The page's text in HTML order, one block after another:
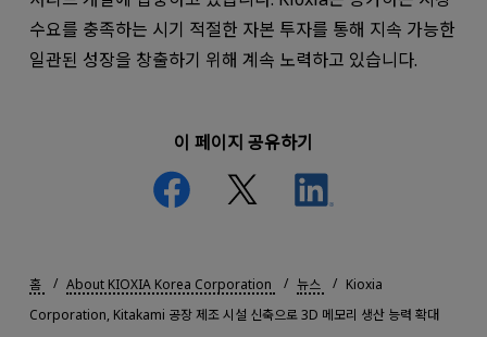
수요를 충족하는 시기 적절한 자본 투자를 통해 지속 가능한
일관된 성장을 창출하기 위해 계속 노력하고 있습니다.
이 페이지 공유하기
홈 About KIOXIA Korea Corporation 뉴스
Kioxia
Corporation, Kitakami 공장 제조 시설 신축으로 3D 메모리 생산 능력 확대